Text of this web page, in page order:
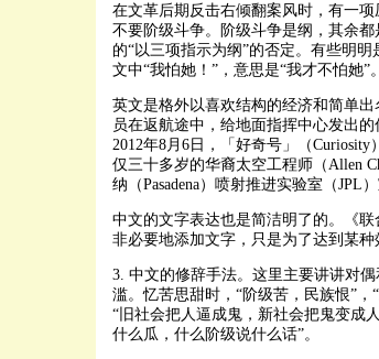
在文革后期反击右倾翻案风时，有一
不要阶级斗争。阶级斗争是纲，其余
的“以三项指示为纲”的否定。有些明
文中“我怕她！”，意思是“我才不怕她”。
英文是格外以喜欢结构的经济和简单
员在返航途中，给地面指挥中心发出的
2012年8月6日，「好奇号」（
仅三十多岁的华裔太空工程师（Allen
纳（Pasadena）喷射推进实验室（JPL
中文的文字表达也是简洁明了的。《
非必要地添加文字，只是为了达到某种
3. 中文的修辞手法。这里主要讲讲对
滥。忆苦思甜时，“阶级苦，民族恨”，
“旧社会把人逼成鬼，新社会把鬼变成
什么瓜，什么阶级说什么话”。